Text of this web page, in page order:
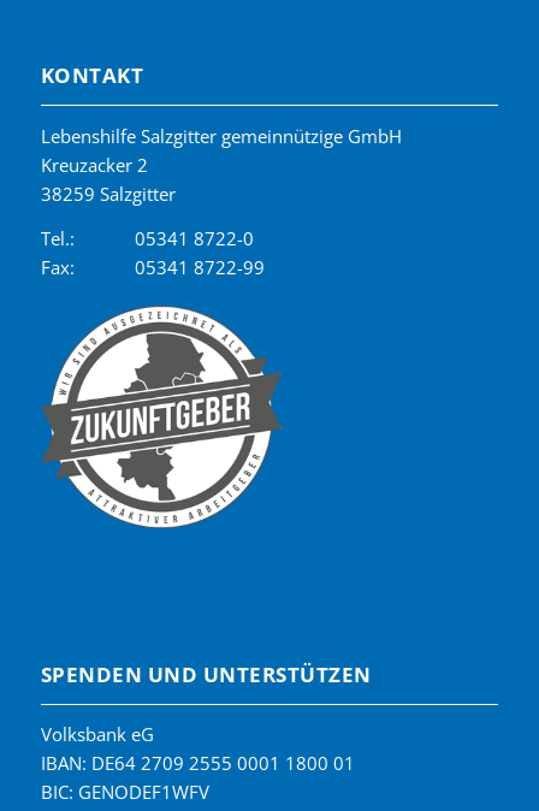
KONTAKT
Lebenshilfe Salzgitter gemeinnützige GmbH
Kreuzacker 2
38259 Salzgitter
Tel.:
05341 8722-0
Fax:
05341 8722-99
SPENDEN UND UNTERSTÜTZEN
Volksbank eG
IBAN: DE64 2709 2555 0001 1800 01
BIC: GENODEF1WFV